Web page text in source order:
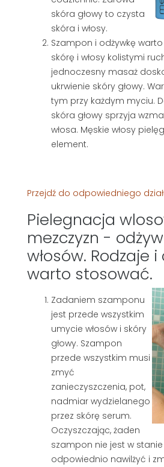
skóra głowy to czysta
skóra i włosy.
Szampon i odżywkę
skórę i włosy kolistymi
jednoczesny masaż
ukrwienie skóry głowy.
tym przy każdym myciu.
skóra głowy sprzyja
włosa. Męskie włosy
element.
Przejdź do odpowiedniego
Pielegnacja
mezczyzn -
włosów. Rodzaje
warto stosować.
Zadaniem szamponu
jest przede wszystkim
umycie włosów i skóry
głowy. Szampon
przede wszystkim musi
zmyć
zanieczyszczenia, pot,
nadmiar wydzielanego
przez skórę serum.
Oczyszczając, żaden
szampon nie jest w
odpowiednio nawilżyć i